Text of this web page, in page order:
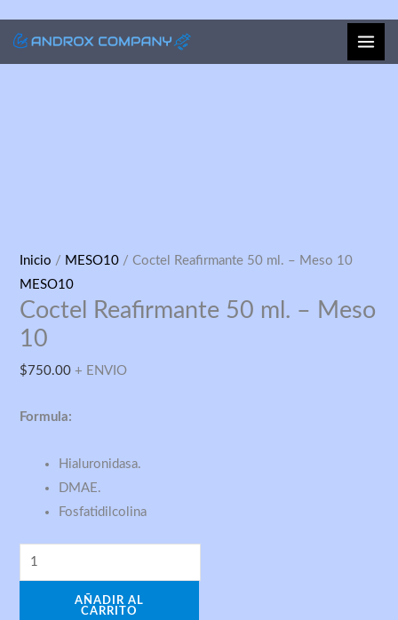
Inicio / MESO10 / Coctel Reafirmante 50 ml. – Meso 10
MESO10
Coctel Reafirmante 50 ml. – Meso
10
$750.00 + ENVIO
Formula:
Hialuronidasa.
DMAE.
Fosfatidilcolina
Coctel
Reafirmante
50
ml.
Meso
AÑADIR AL
CARRITO